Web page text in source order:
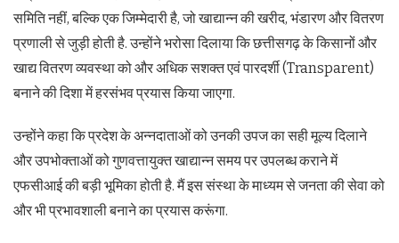
समिति नहीं, बल्कि एक जिम्मेदारी है, जो खाद्यान्न की खरीद, भंडारण और वितरण
प्रणाली से जुड़ी होती है. उन्होंने भरोसा दिलाया कि छत्तीसगढ़ के किसानों और
खाद्य वितरण व्यवस्था को और अधिक सशक्त एवं पारदर्शी (Transparent)
बनाने की दिशा में हरसंभव प्रयास किया जाएगा.
उन्होंने कहा कि प्रदेश के अन्नदाताओं को उनकी उपज का सही मूल्य दिलाने
और उपभोक्ताओं को गुणवत्तायुक्त खाद्यान्न समय पर उपलब्ध कराने में
एफसीआई की बड़ी भूमिका होती है. मैं इस संस्था के माध्यम से जनता की सेवा को
और भी प्रभावशाली बनाने का प्रयास करूंगा.